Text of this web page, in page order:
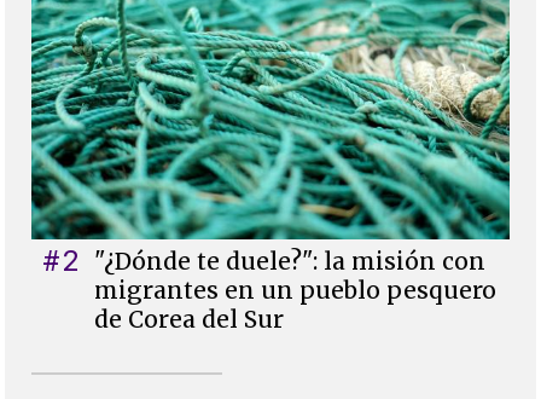
#2
"¿Dónde te duele?": la misión con
migrantes en un pueblo pesquero
de Corea del Sur